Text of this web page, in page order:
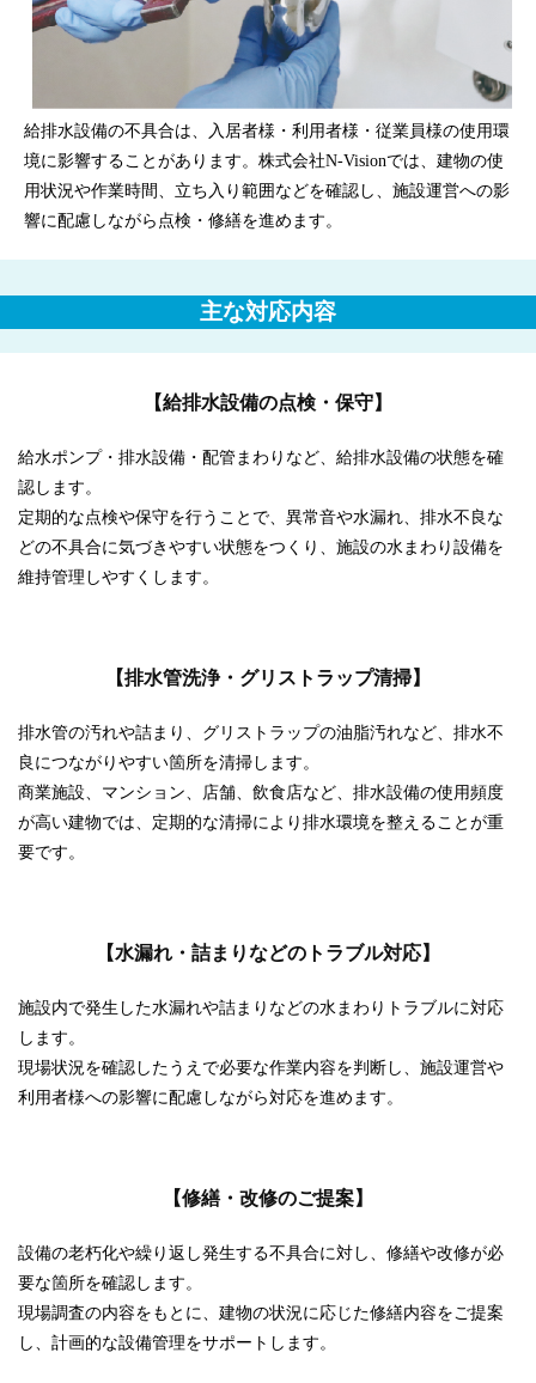
給排水設備の不具合は、入居者様・利用者様・従業員様の使用環
境に影響することがあります。株式会社N-Visionでは、建物の使
用状況や作業時間、立ち入り範囲などを確認し、施設運営への影
響に配慮しながら点検・修繕を進めます。
主な対応内容
【給排水設備の点検・保守】
給水ポンプ・排水設備・配管まわりなど、給排水設備の状態を確
認します。
定期的な点検や保守を行うことで、異常音や水漏れ、排水不良な
どの不具合に気づきやすい状態をつくり、施設の水まわり設備を
維持管理しやすくします。
【排水管洗浄・グリストラップ清掃】
排水管の汚れや詰まり、グリストラップの油脂汚れなど、排水不
良につながりやすい箇所を清掃します。
商業施設、マンション、店舗、飲食店など、排水設備の使用頻度
が高い建物では、定期的な清掃により排水環境を整えることが重
要です。
【水漏れ・詰まりなどのトラブル対応】
施設内で発生した水漏れや詰まりなどの水まわりトラブルに対応
します。
現場状況を確認したうえで必要な作業内容を判断し、施設運営や
利用者様への影響に配慮しながら対応を進めます。
【修繕・改修のご提案】
設備の老朽化や繰り返し発生する不具合に対し、修繕や改修が必
要な箇所を確認します。
現場調査の内容をもとに、建物の状況に応じた修繕内容をご提案
し、計画的な設備管理をサポートします。